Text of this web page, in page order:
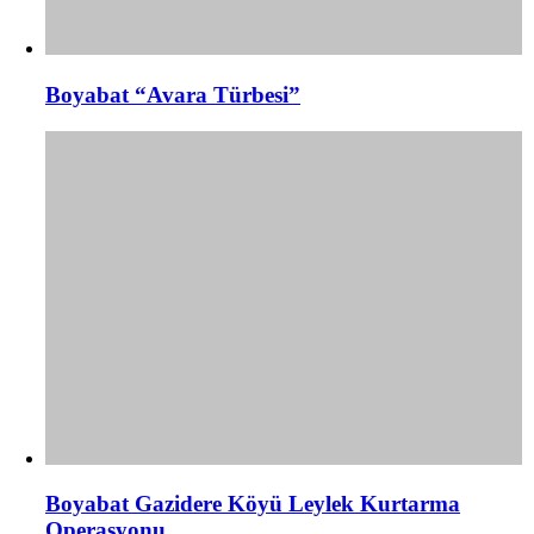
Boyabat “Avara Türbesi”
Boyabat Gazidere Köyü Leylek Kurtarma